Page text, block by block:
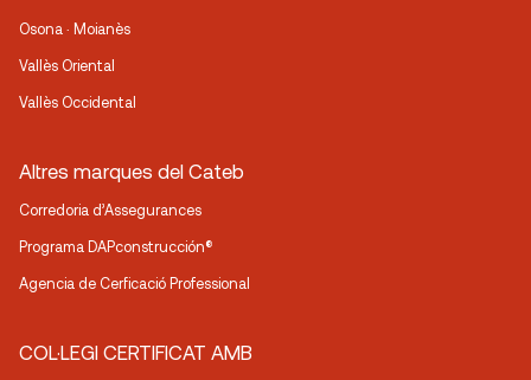
Osona · Moianès
Vallès Oriental
Vallès Occidental
Altres marques del Cateb
Corredoria d’Assegurances
Programa DAPconstrucción®
Agencia de Cerficació Professional
COL·LEGI CERTIFICAT AMB